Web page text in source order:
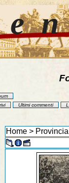
Ultimi commenti
Home >